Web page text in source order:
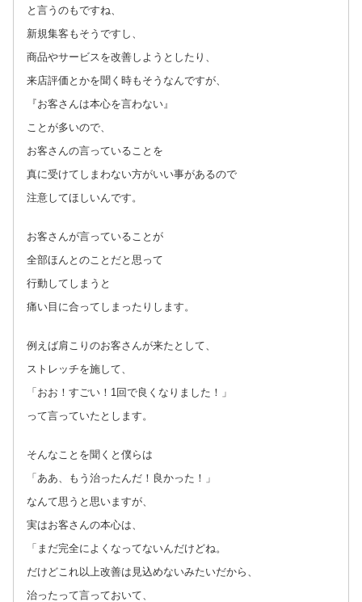
と言うのもですね、
新規集客もそうですし、
商品やサービスを改善しようとしたり、
来店評価とかを聞く時もそうなんですが、
『お客さんは本心を言わない』
ことが多いので、
お客さんの言っていることを
真に受けてしまわない方がいい事があるので
注意してほしいんです。
お客さんが言っていることが
全部ほんとのことだと思って
行動してしまうと
痛い目に合ってしまったりします。
例えば肩こりのお客さんが来たとして、
ストレッチを施して、
「おお！すごい！1回で良くなりました！」
って言っていたとします。
そんなことを聞くと僕らは
「ああ、もう治ったんだ！良かった！」
なんて思うと思いますが、
実はお客さんの本心は、
「まだ完全によくなってないんだけどね。
だけどこれ以上改善は見込めないみたいだから、
治ったって言っておいて、